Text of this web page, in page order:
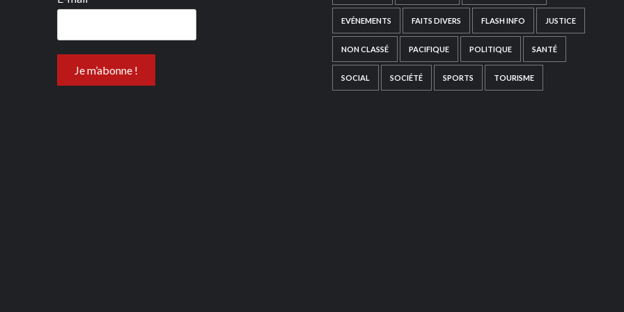
EVÉNEMENTS FAITS DIVERS FLASH INFO JUSTICE
NON CLASSÉ PACIFIQUE POLITIQUE SANTÉ
SOCIAL SOCIÉTÉ SPORTS TOURISME